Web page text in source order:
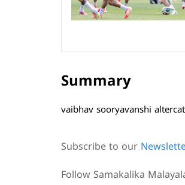
Summary
vaibhav sooryavanshi
Subscribe to our
Follow Samakalika